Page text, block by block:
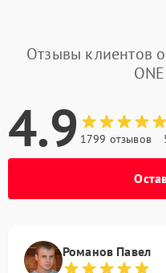
Отзывы клиентов
4.9 1799 отзывов
Романов Павел